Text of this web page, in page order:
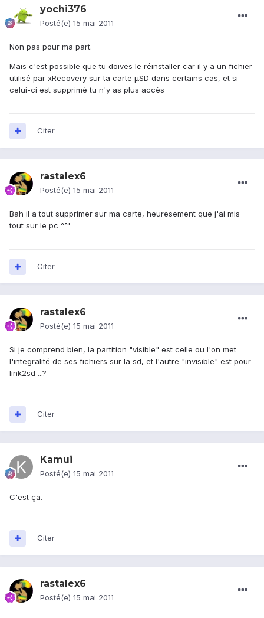
yochi376
Posté(e) 15 mai 2011
Non pas pour ma part.
Mais c'est possible que tu doives le réinstaller car il y a un fichier
utilisé par xRecovery sur ta carte µSD dans certains cas, et si
celui-ci est supprimé tu n'y as plus accès
Citer
rastalex6
Posté(e) 15 mai 2011
Bah il a tout supprimer sur ma carte, heuresement que j'ai mis
tout sur le pc ^^'
Citer
rastalex6
Posté(e) 15 mai 2011
Si je comprend bien, la partition "visible" est celle ou l'on met
l'integralité de ses fichiers sur la sd, et l'autre "invisible" est pour
link2sd ...?
Citer
Kamui
Posté(e) 15 mai 2011
C'est ça.
Citer
rastalex6
Posté(e) 15 mai 2011